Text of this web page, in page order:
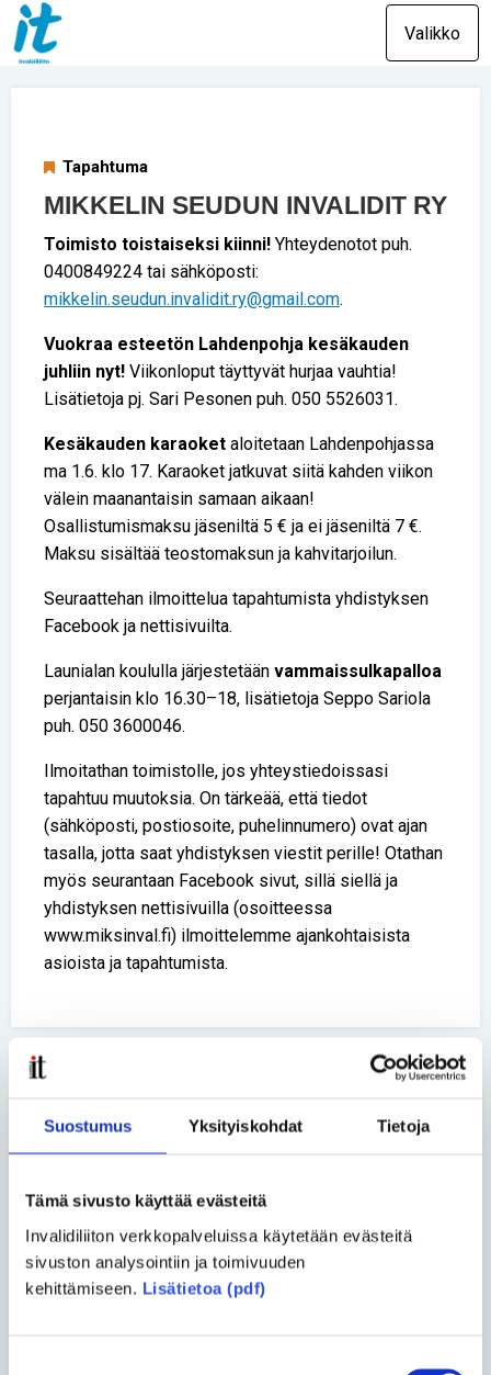
Suostumus Yksityiskohdat Tietoja
Tämä sivusto käyttää evästeitä
Invalidiliiton verkkopalveluissa käytetään evästeitä
sivuston analysointiin ja toimivuuden
kehittämiseen. Lisätietoa (pdf)
Valikko
Tapahtuma
MIKKELIN SEUDUN INVALIDIT RY
Toimisto toistaiseksi kiinni! Yhteydenotot puh.
0400849224 tai sähköposti:
mikkelin.seudun.invalidit.ry@gmail.com.
Vuokraa esteetön Lahdenpohja kesäkauden
juhliin nyt! Viikonloput täyttyvät hurjaa vauhtia!
Lisätietoja pj. Sari Pesonen puh. 050 5526031.
Kesäkauden karaoket aloitetaan Lahdenpohjassa
ma 1.6. klo 17. Karaoket jatkuvat siitä kahden viikon
välein maanantaisin samaan aikaan!
Osallistumismaksu jäseniltä 5 € ja ei jäseniltä 7 €.
Maksu sisältää teostomaksun ja kahvitarjoilun.
Seuraattehan ilmoittelua tapahtumista yhdistyksen
Facebook ja nettisivuilta.
Launialan koululla järjestetään vammaissulkapalloa
perjantaisin klo 16.30–18, lisätietoja Seppo Sariola
puh. 050 3600046.
Ilmoitathan toimistolle, jos yhteystiedoissasi
tapahtuu muutoksia. On tärkeää, että tiedot
(sähköposti, postiosoite, puhelinnumero) ovat ajan
tasalla, jotta saat yhdistyksen viestit perille! Otathan
myös seurantaan Facebook sivut, sillä siellä ja
yhdistyksen nettisivuilla (osoitteessa
www.miksinval.fi) ilmoittelemme ajankohtaisista
asioista ja tapahtumista.
Blogit
Harvinainen sairaus ei tee
ihmisestä harvinaista
kansalaista